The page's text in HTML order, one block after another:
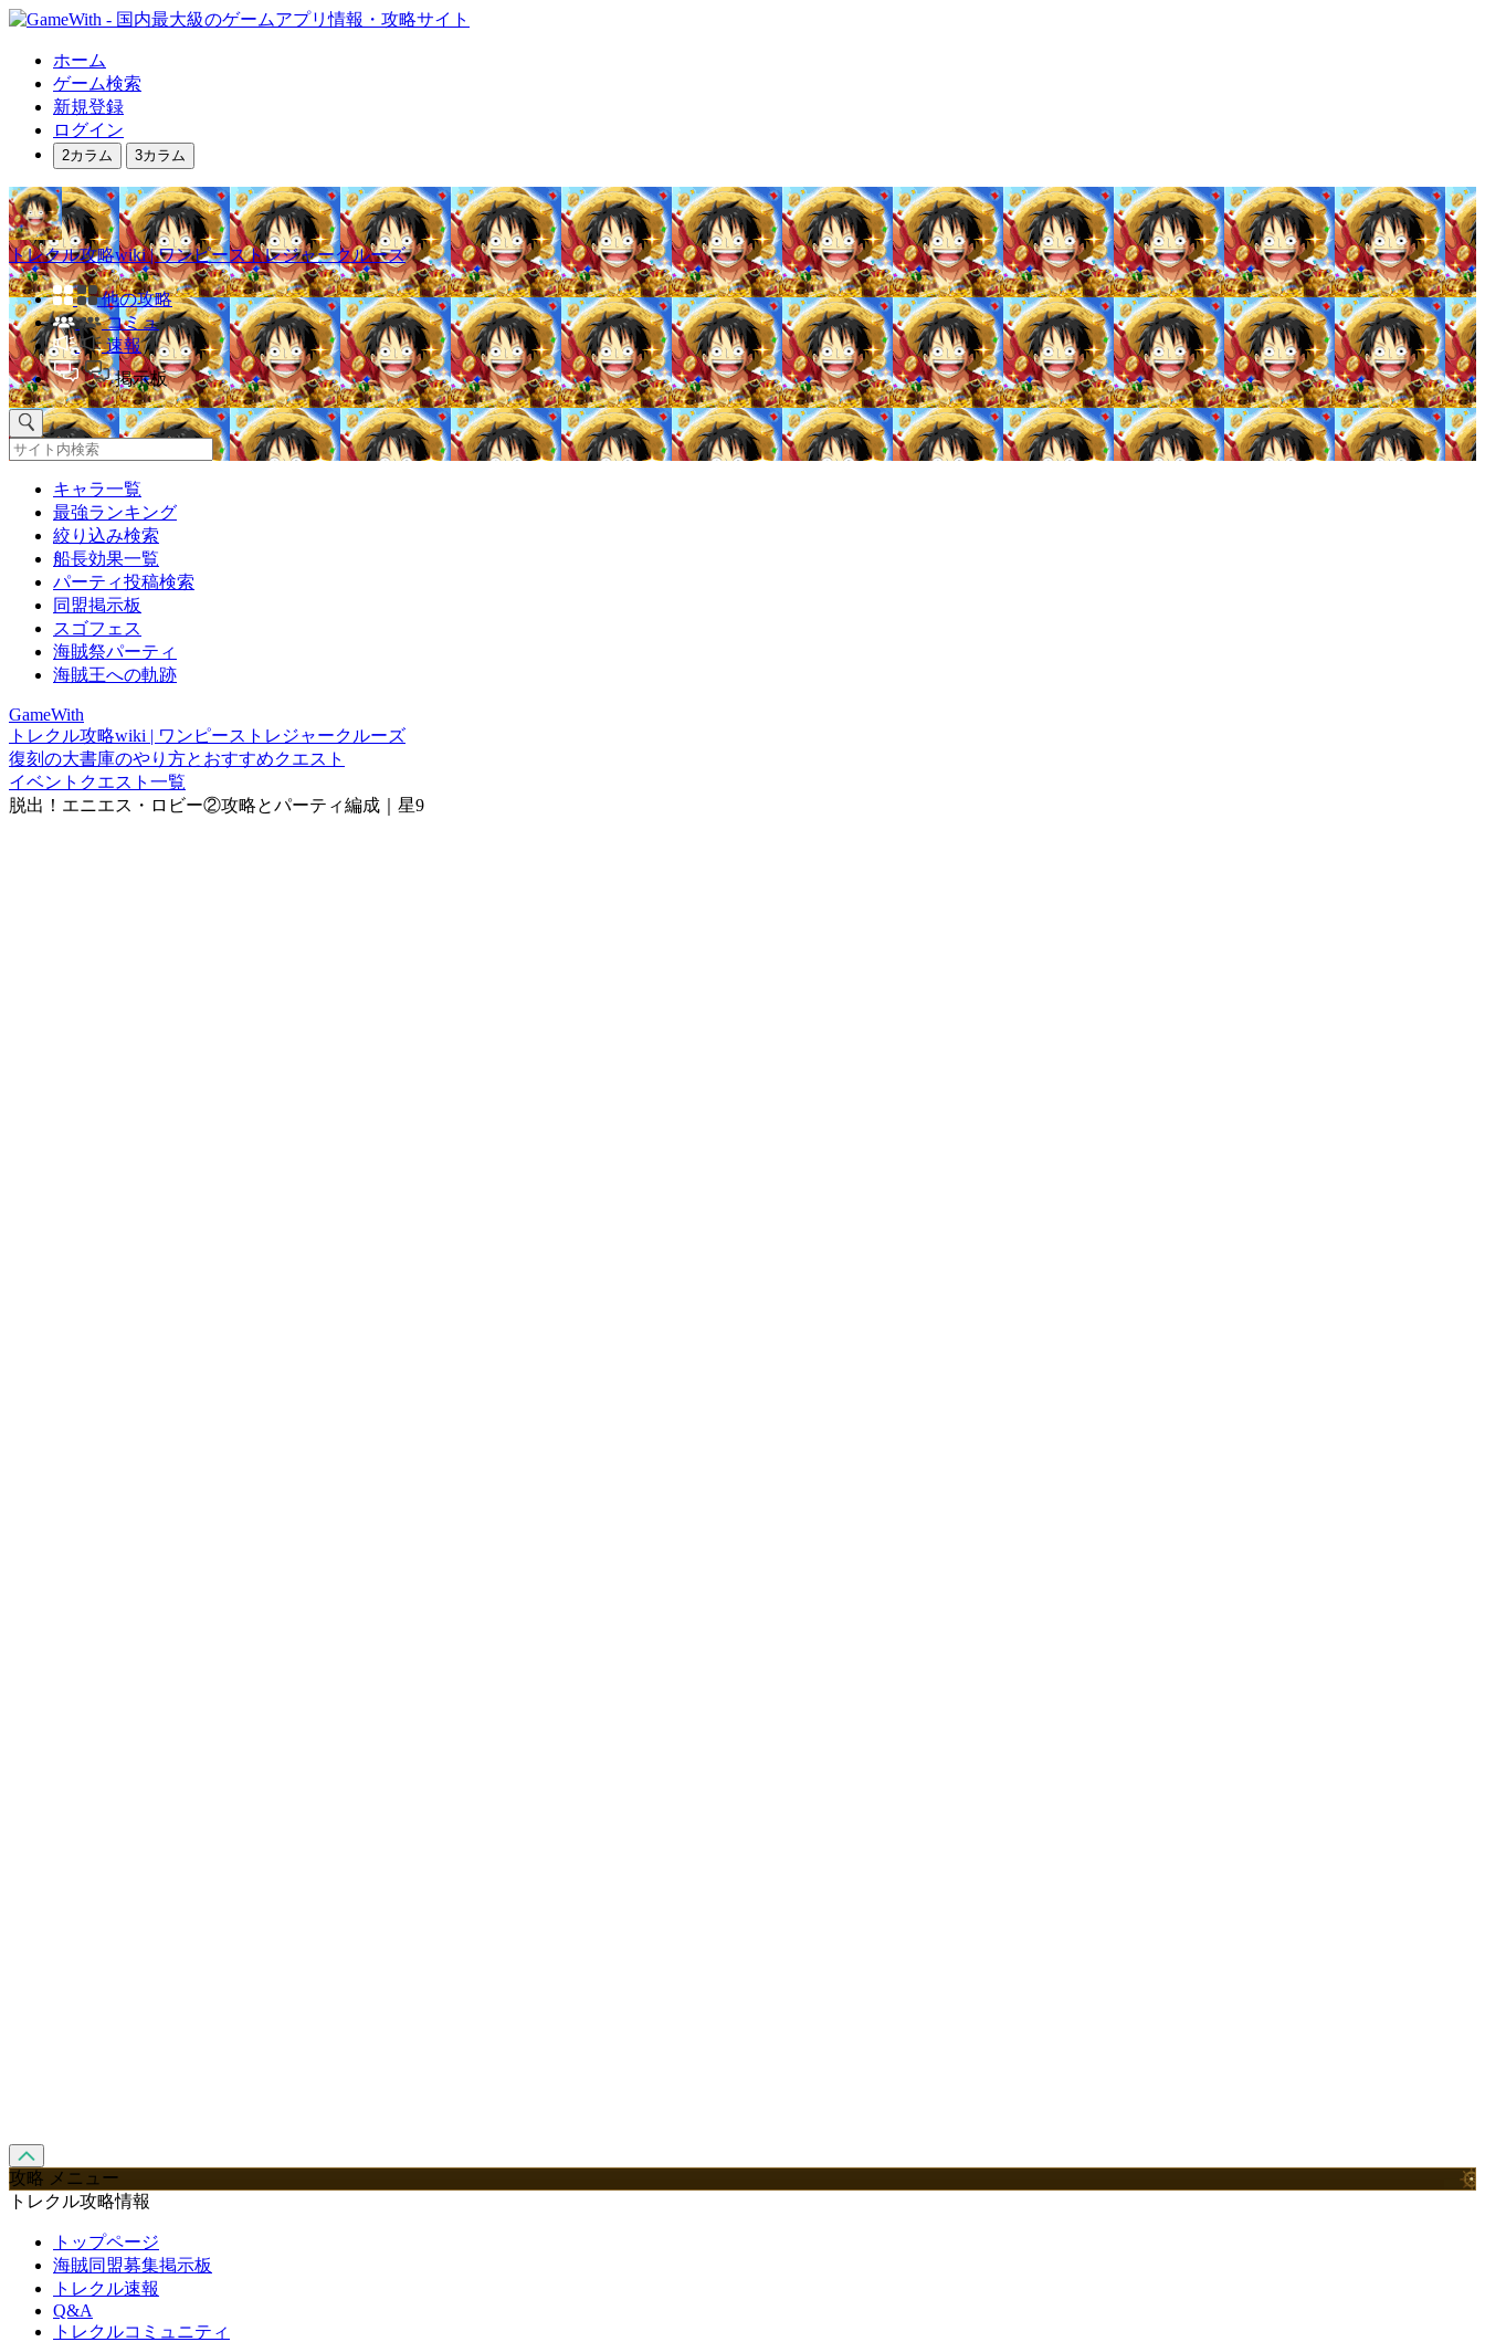
ホーム
ゲーム検索
新規登録
ログイン
2カラム 3カラム
トレクル攻略wiki | ワンピーストレジャークルーズ
他の攻略
コミュ
速報
掲示板
キャラ一覧
最強ランキング
絞り込み検索
船長効果一覧
パーティ投稿検索
同盟掲示板
スゴフェス
海賊祭パーティ
海賊王への軌跡
GameWith
トレクル攻略wiki | ワンピーストレジャークルーズ
復刻の大書庫のやり方とおすすめクエスト
イベントクエスト一覧
脱出！エニエス・ロビー②攻略とパーティ編成｜星9
攻略 メニュー
トレクル攻略情報
トップページ
海賊同盟募集掲示板
トレクル速報
Q&A
トレクルコミュニティ